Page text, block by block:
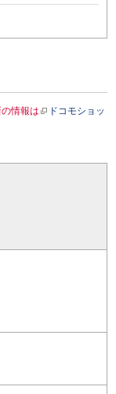
情報は
ドコモショッ